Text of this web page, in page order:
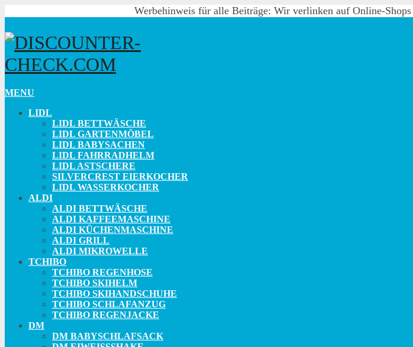
Werbehinweis für alle Beiträge: Wir verlinken auf Online-
MENU
LIDL
LIDL BETTWÄSCHE
LIDL GARTENMÖBEL
LIDL BABYSACHEN
LIDL FAHRRADHELM
LIDL ASTSCHERE
SILVERCREST EIERKOCHER
LIDL WASSERKOCHER
ALDI
ALDI BETTWÄSCHE
ALDI KAFFEEMASCHINE
ALDI KÜCHENMASCHINE
ALDI GRILL
ALDI MIKROWELLE
TCHIBO
TCHIBO REGENHOSE
TCHIBO SKIHELM
TCHIBO SKIHANDSCHUHE
TCHIBO SCHLAFANZUG
TCHIBO REGENJACKE
DM
DM BABYSCHLAFSACK